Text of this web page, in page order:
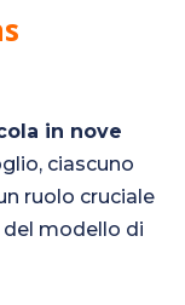
in nove
ciascuno
ruolo cruciale
modello di